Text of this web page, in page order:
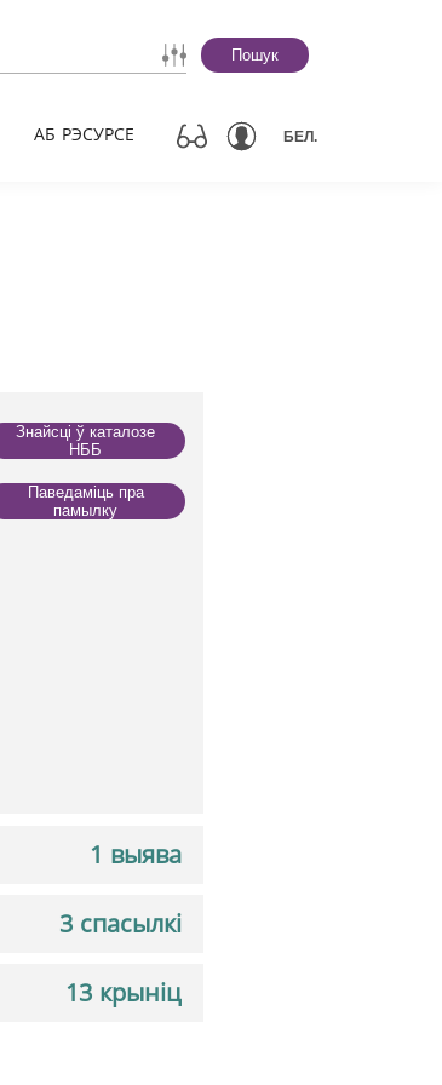
Пошук
АБ РЭСУРСЕ БЕЛ.
Знайсці ў каталозе
НББ
Паведаміць пра
памылку
1 выява
3 спасылкі
13 крыніц